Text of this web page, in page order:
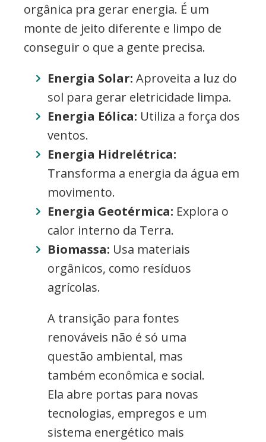
orgânica pra gerar energia. É um
monte de jeito diferente e limpo de
conseguir o que a gente precisa.
Energia Solar: Aproveita a luz do
sol para gerar eletricidade limpa.
Energia Eólica: Utiliza a força dos
ventos.
Energia Hidrelétrica:
Transforma a energia da água em
movimento.
Energia Geotérmica: Explora o
calor interno da Terra.
Biomassa: Usa materiais
orgânicos, como resíduos
agrícolas.
A transição para fontes
renováveis não é só uma
questão ambiental, mas
também econômica e social.
Ela abre portas para novas
tecnologias, empregos e um
sistema energético mais